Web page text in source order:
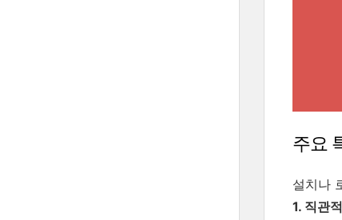
주요
설치나
1. 직관